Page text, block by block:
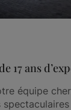
17 ans
équipe